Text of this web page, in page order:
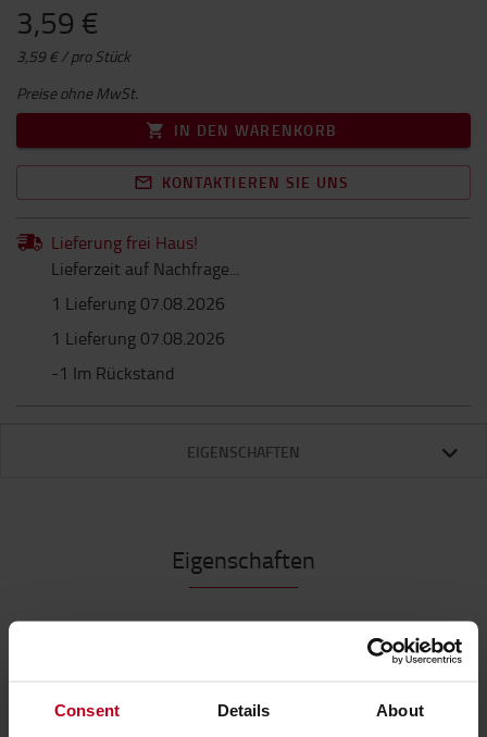
Consent Details About
3,59 €
3,59 € / pro Stück
Preise ohne MwSt.
IN DEN WARENKORB
KONTAKTIEREN SIE UNS
Lieferung frei Haus!
Lieferzeit auf Nachfrage...
1 Lieferung 07.08.2026
1 Lieferung 07.08.2026
-1 Im Rückstand
EIGENSCHAFTEN
Eigenschaften
Mit dem TOYOTA Hochleistungsreiniger beseitigen